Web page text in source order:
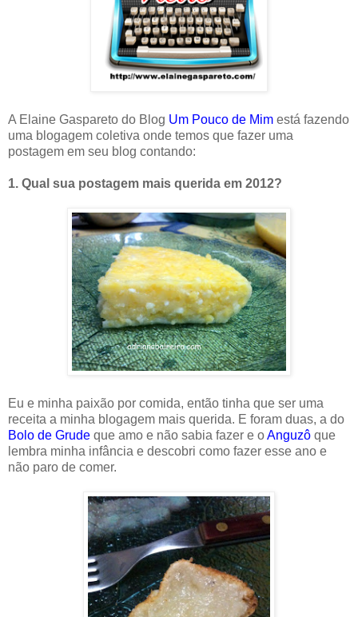
A Elaine Gaspareto do Blog Um Pouco de Mim está fazendo
uma blogagem coletiva onde temos que fazer uma
postagem em seu blog contando:
1. Qual sua postagem mais querida em 2012?
Eu e minha paixão por comida, então tinha que ser uma
receita a minha blogagem mais querida. E foram duas, a do
Bolo de Grude que amo e não sabia fazer e oAnguzô que
lembra minha infância e descobri como fazer esse ano e
não paro de comer.